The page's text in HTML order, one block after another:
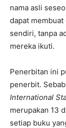
nama asli
dapat
sendiri, tanpa
mereka ikuti.
Penerbitan ini
penerbit.
International
merupakan 13
setiap buku